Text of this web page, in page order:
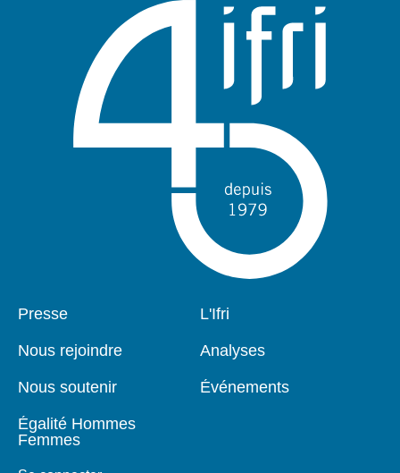
Pied
Presse
Nous rejoindre
Nous soutenir
Égalité Hommes
Femmes
Navigation
L'Ifri
Analyses
Événements